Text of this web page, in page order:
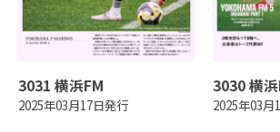
3031 横浜FM
2025年03月17日発行
3030 横
2025年03月